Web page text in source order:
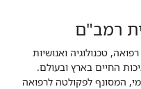
רמב"ם
טכנולוגיה ואנושיות
החיים בארץ ובעולם.
המסונף לפקולטה לרפואה